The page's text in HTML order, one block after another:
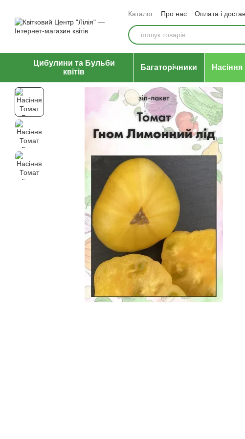
Каталог Про нас Оплата і
Відгуки про магазин
Угода
Цибулини та Бульби
квітів
Багаторічники Насіння